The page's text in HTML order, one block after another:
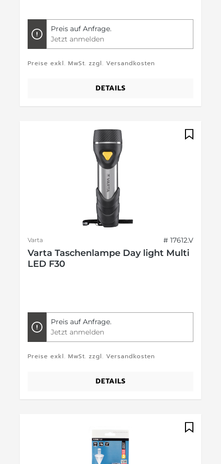
Preis auf Anfrage.
Jetzt anmelden
Preise exkl. MwSt. zzgl. Versandkosten
DETAILS
Varta # 17612.V
Varta Taschenlampe Day light Multi
LED F30
Preis auf Anfrage.
Jetzt anmelden
Preise exkl. MwSt. zzgl. Versandkosten
DETAILS